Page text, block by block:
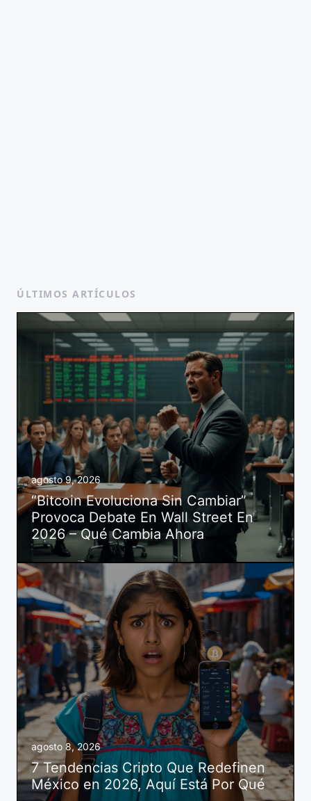
ÚLTIMOS ARTÍCULOS
agosto 9, 2026
“Bitcoin Evoluciona Sin Cambiar”
Provoca Debate En Wall Street En
2026 – Qué Cambia Ahora
agosto 8, 2026
7 Tendencias Cripto Que Redefinen
México en 2026, Aquí Está Por Qué